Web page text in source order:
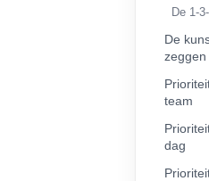
De 1-
De
zeggen
team
dag